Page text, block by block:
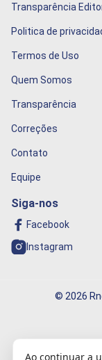
Transparência
Politica de
Termos de Uso
Quem Somos
Transparência
Correções
Contato
Equipe
Siga-nos
Facebook
Instagram
© 2026
Ao continuar a